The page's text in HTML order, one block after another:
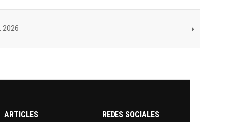
ARTICLES REDES SOCIALES